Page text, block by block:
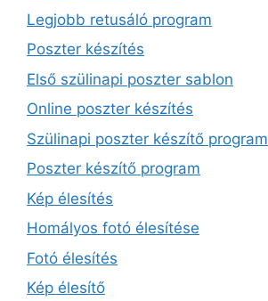
Legjobb retusáló program
Poszter készítés
Első szülinapi poszter sablon
Online poszter készítés
Szülinapi poszter készítő program
Poszter készítő program
Kép élesítés
Homályos fotó élesítése
Fotó élesítés
Kép élesítő